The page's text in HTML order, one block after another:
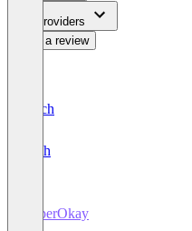
For Providers
Write a review
Deutsch
English
SuperOkay